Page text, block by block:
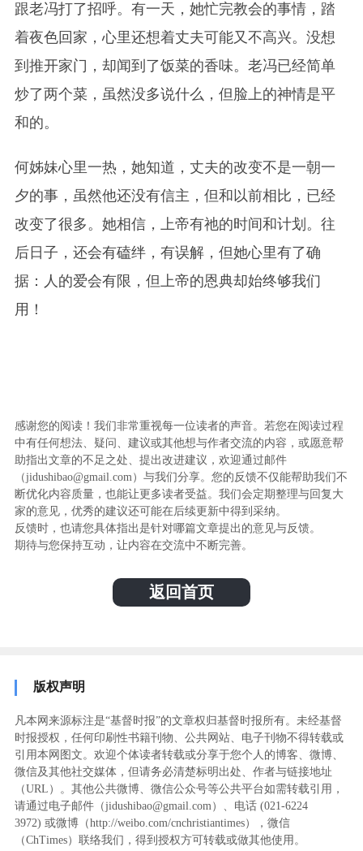
跟老冯打了招呼。有一天，她忙完教会的事情，踏
着夜色回家，心里还想着丈夫可能又不高兴。没想
到推开家门，却闻到了饭菜的香味。老冯已经简单
炒了两个菜，虽然没多说什么，但脸上的神情是平
和的。
何姊妹心里一热，她知道，丈夫的改变不是一朝一
夕的事，虽然他还没有信主，但和以前相比，已经
改变了很多。她相信，上帝有祂的时间和计划。往
后日子，还会有磕绊，有误解，但她心里有了确
据：人的爱会有限，但上帝的恩典却始终够我们
用！
感谢您的阅读！我们非常重视每一位读者的声音。若您在阅读过程
中有任何想法、疑问、建议或其他想与作者交流的内容，或愿意帮
助指出文章的不足之处、提出改进建议，欢迎通过邮件
（jidushibao@gmail.com）与我们分享。您的反馈不仅能帮助我们不
断优化内容质量，也能让更多读者受益。我们会定期整理与回复大
家的意见，优秀的建议还可能在后续更新中得到采纳。
反馈时，也请您具体指出是针对哪篇文章提出的意见与反馈。
期待与您保持互动，让内容在交流中不断完善。
返回首页
版权声明
凡本网来源标注是“基督时报”的文章权归基督时报所有。未经基督
时报授权，任何印刷性书籍刊物、公共网站、电子刊物不得转载或
引用本网图文。欢迎个体读者转载或分享于您个人的博客、微博、
微信及其他社交媒体，但请务必清楚标明出处、作者与链接地址
（URL）。其他公共微博、微信公众号等公共平台如需转载引用，
请通过电子邮件（jidushibao@gmail.com）、电话 (021-6224
3972) ‬或微博（http://weibo.com/cnchristiantimes），微信
（ChTimes）联络我们，得到授权方可转载或做其他使用。